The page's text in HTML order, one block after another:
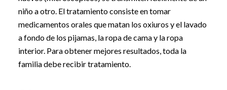
niño a otro. El tratamiento consiste en tomar
medicamentos orales que matan los oxiuros y el lavado
a fondo de los pijamas, la ropa de cama y la ropa
interior. Para obtener mejores resultados, toda la
familia debe recibir tratamiento.